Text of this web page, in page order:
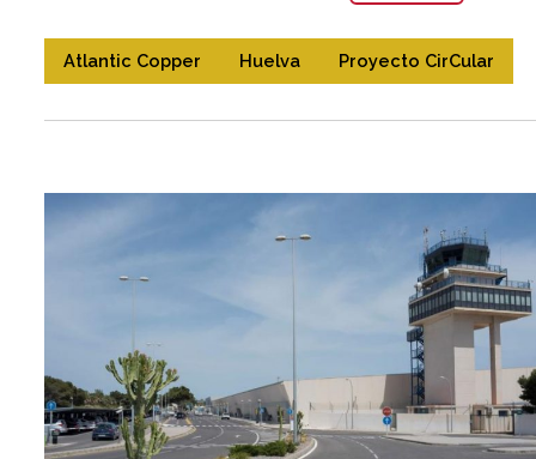
Atlantic Copper Huelva Proyecto CirCular